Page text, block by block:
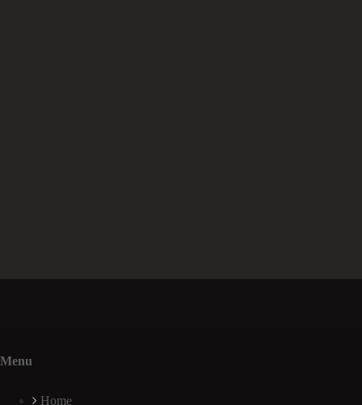
Menu
Home